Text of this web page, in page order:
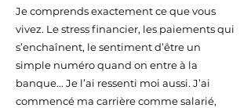
Je comprends exactement ce que vous
vivez. Le stress financier, les paiements qui
s’enchaînent, le sentiment d’être un
simple numéro quand on entre à la
banque... Je l’ai ressenti moi aussi. J’ai
commencé ma carrière comme salarié,